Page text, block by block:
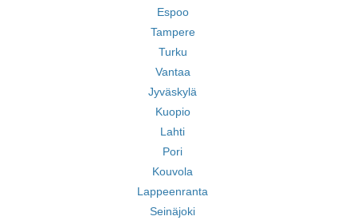
Espoo
Tampere
Turku
Vantaa
Jyväskylä
Kuopio
Lahti
Pori
Kouvola
Lappeenranta
Seinäjoki